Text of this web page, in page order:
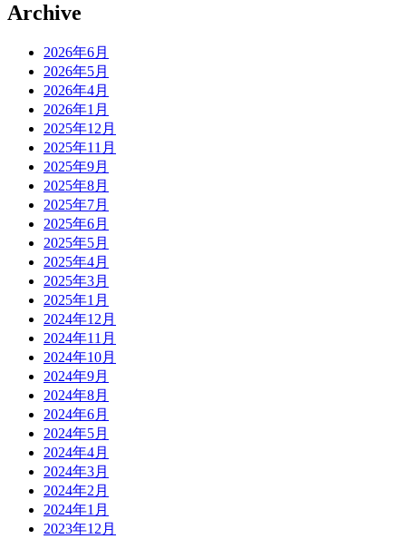
Archive
2026年6月
2026年5月
2026年4月
2026年1月
2025年12月
2025年11月
2025年9月
2025年8月
2025年7月
2025年6月
2025年5月
2025年4月
2025年3月
2025年1月
2024年12月
2024年11月
2024年10月
2024年9月
2024年8月
2024年6月
2024年5月
2024年4月
2024年3月
2024年2月
2024年1月
2023年12月